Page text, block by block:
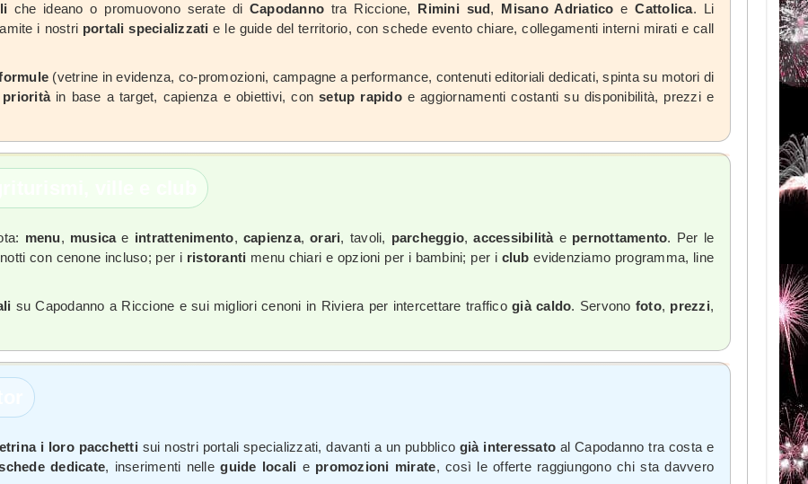
che ideano o promuovono serate di Capodanno tra Riccione, Rimini sud, Misano Adriatico eCattolica. Li
i nostri portali specializzati e le guide del territorio, con schede evento chiare, collegamenti interni mirati e call
(vetrine in evidenza, co-promozioni, campagne a performance, contenuti editoriali dedicati, spinta su motori di
prioritàin base a target, capienza e obiettivi, consetup rapidoe aggiornamenti costanti su disponibilità, prezzi e
menu, musicae intrattenimento, capienza,orari, tavoli, parcheggio,accessibilitàe pernottamento. Per le
con cenone incluso; per i ristoranti menu chiari e opzioni per i bambini; per i club evidenziamo programma, line
su Capodanno a Riccione e sui migliori cenoni in Riviera per intercettare trafficogià caldo. Servono foto, prezzi,
i loro pacchetti sui nostri portali specializzati, davanti a un pubblico già interessato al Capodanno tra costa e
dedicate, inserimenti nelleguide locali e promozioni mirate, così le offerte raggiungono chi sta davvero